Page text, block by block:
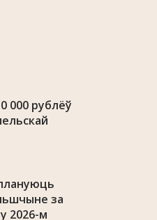
000 рублёў
за
2026-м